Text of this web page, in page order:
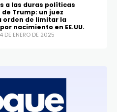
a las duras políticas
Trump: un juez
orden de limitar la
nacimiento en EE.UU.
DE ENERO DE 2025